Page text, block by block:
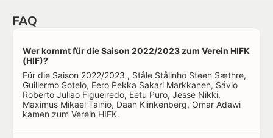
FAQ
Wer kommt für die Saison 2022/2023 zum Verein HIFK
(HIF)?
Für die Saison 2022/2023 , Ståle Stålinho Steen Sæthre,
Guillermo Sotelo, Eero Pekka Sakari Markkanen, Sávio
Roberto Juliao Figueiredo, Eetu Puro, Jesse Nikki,
Maximus Mikael Tainio, Daan Klinkenberg, Omar Adawi
kamen zum Verein HIFK.